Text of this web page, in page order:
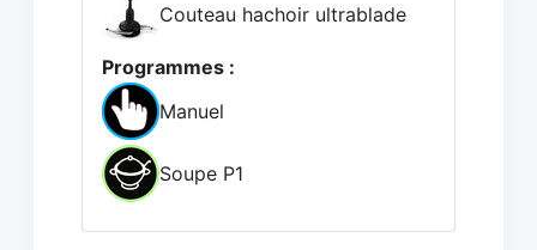
Couteau hachoir ultrablade
Programmes :
Manuel
Soupe P1